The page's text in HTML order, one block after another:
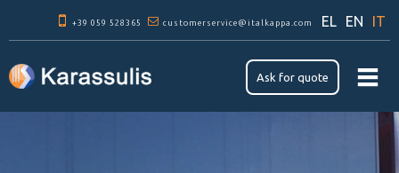
main
content
+39 059 528365 customerservice@italkappa.com EL EN IT
Ask for quote